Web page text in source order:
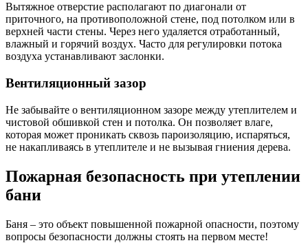
Вытяжное отверстие располагают по диагонали от
приточного, на противоположной стене, под потолком или в
верхней части стены. Через него удаляется отработанный,
влажный и горячий воздух. Часто для регулировки потока
воздуха устанавливают заслонки.
Вентиляционный зазор
Не забывайте о вентиляционном зазоре между утеплителем и
чистовой обшивкой стен и потолка. Он позволяет влаге,
которая может проникать сквозь пароизоляцию, испаряться,
не накапливаясь в утеплителе и не вызывая гниения дерева.
Пожарная безопасность при утеплении
бани
Баня – это объект повышенной пожарной опасности, поэтому
вопросы безопасности должны стоять на первом месте!